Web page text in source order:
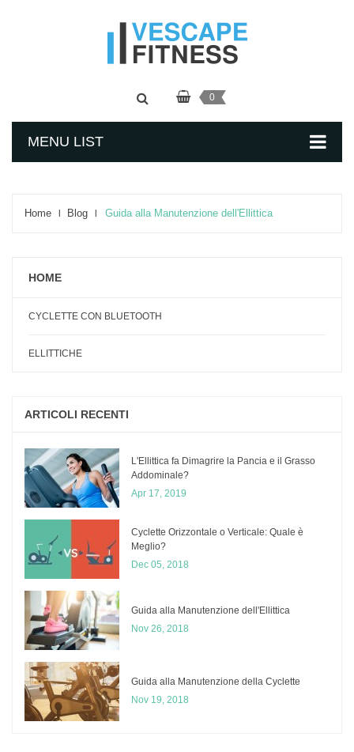
0
MENU LIST
Home Blog ​Guida alla Manutenzione dell'Ellittica
HOME
CYCLETTE CON BLUETOOTH
ELLITTICHE
ARTICOLI RECENTI
L'Ellittica fa Dimagrire la Pancia e il Grasso
Addominale?
Apr 17, 2019
Cyclette Orizzontale o Verticale: Quale è
Meglio?
Dec 05, 2018
​Guida alla Manutenzione dell'Ellittica
Nov 26, 2018
Guida alla Manutenzione della Cyclette
Nov 19, 2018